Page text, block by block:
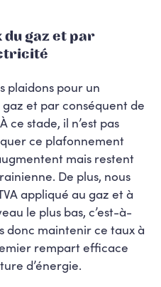
gaz et par
plaidons pour un
et par conséquent de
ce stade, il n’est pas
ce plafonnement
mais restent
De plus, nous
appliqué au gaz et à
le plus bas, c’est-à-
donc maintenir ce taux à
rempart efficace
d’énergie.